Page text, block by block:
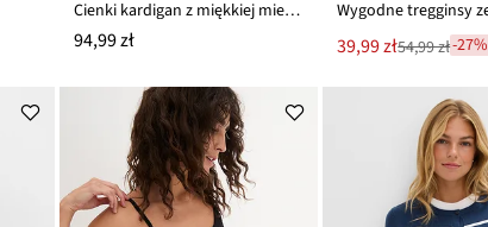
Cienki kardigan z miękkiej mieszanki wiskozy
94,99 zł Nowa
cena
to
39,99 zł
Przeceniono
54,99 zł-27%